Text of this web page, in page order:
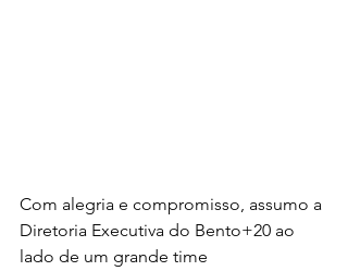
Com alegria e compromisso, assumo a
Diretoria Executiva do Bento+20 ao
lado de um grande time